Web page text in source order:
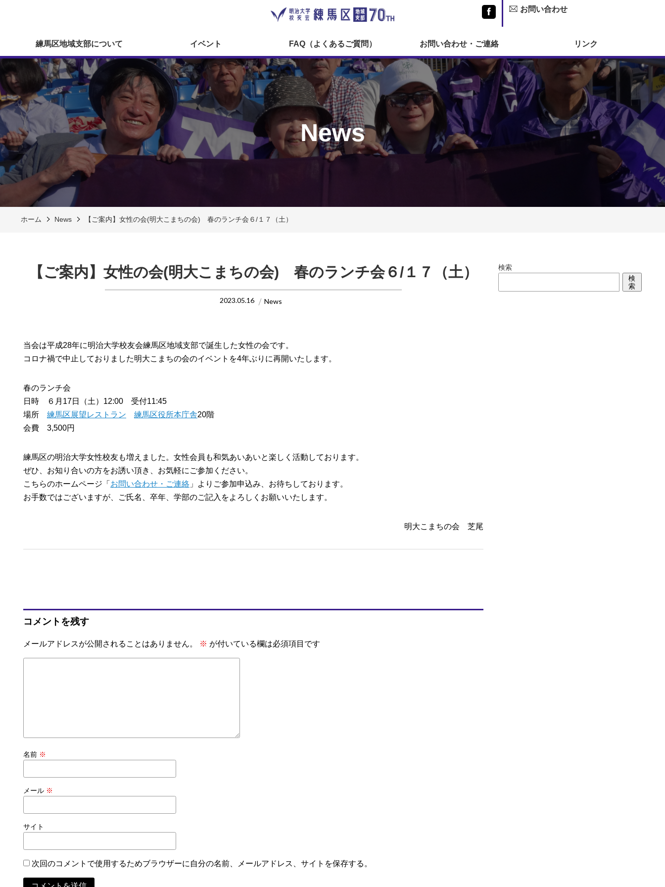
練馬区地域支部について イベント FAQ（よくあるご質問） お問い合わせ・ご連絡 リンク
Facebookお問い合わせ
News
ホーム News 【ご案内】女性の会(明大こまちの会) 春のランチ会６/１７（土）
【ご案内】女性の会(明大こまちの会) 春のランチ会６/１７（土）
2023.05.16 News
当会は平成28年に明治大学校友会練馬区地域支部で誕生した女性の会です。
コロナ禍で中止しておりました明大こまちの会のイベントを4年ぶりに再開いたします。
春のランチ会
日時 ６月17日（土）12:00 受付11:45
場所 練馬区展望レストラン 練馬区役所本庁舎20階
会費 3,500円
練馬区の明治大学女性校友も増えました。女性会員も和気あいあいと楽しく活動しております。
ぜひ、お知り合いの方をお誘い頂き、お気軽にご参加ください。
こちらのホームページ「 お問い合わせ・ご連絡 」よりご参加申込み、お待ちしております。
お手数ではございますが、ご氏名、卒年、学部のご記入をよろしくお願いいたします。
明大こまちの会 芝尾
コメントを残す
メールアドレスが公開されることはありません。 ※ が付いている欄は必須項目です
名前 ※
メール ※
サイト
次回のコメントで使用するためブラウザーに自分の名前、メールアドレス、サイトを保存する。
検索
検
索